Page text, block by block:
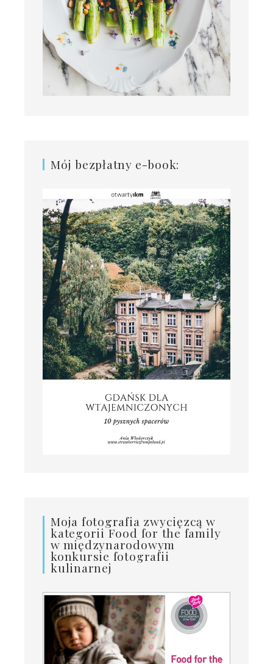
Mój bezpłatny e-book:
Moja fotografia zwycięzcą w
kategorii Food for the family
w międzynarodowym
konkursie fotografii
kulinarnej